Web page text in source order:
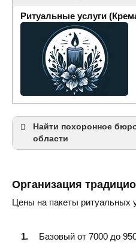
Ритуальные услуги
Найти похоронное
области
Калуш
Коломыя
Организация
Цены на пакеты ритуальных
Базовый от 7000 до